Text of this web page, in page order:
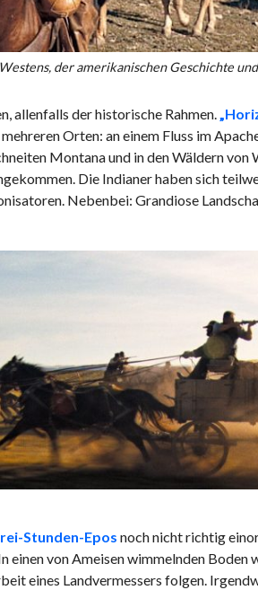
der amerikanischen Geschichte
allenfalls der historische Rahmen.
Orten: an einem Fluss im
Montana und in den Wäldern
Die Indianer haben sich
Nebenbei: Grandiose
Stunden-Epos noch nicht richtig
von Ameisen wimmelnden Boden
eines Landvermessers folgen.